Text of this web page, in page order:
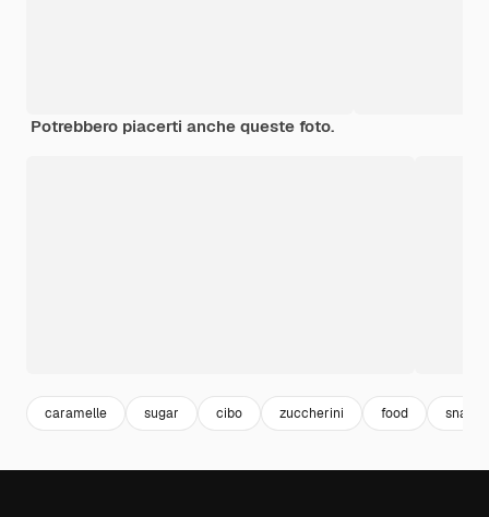
Potrebbero piacerti anche queste foto.
caramelle sugar cibo zuccherini food snack